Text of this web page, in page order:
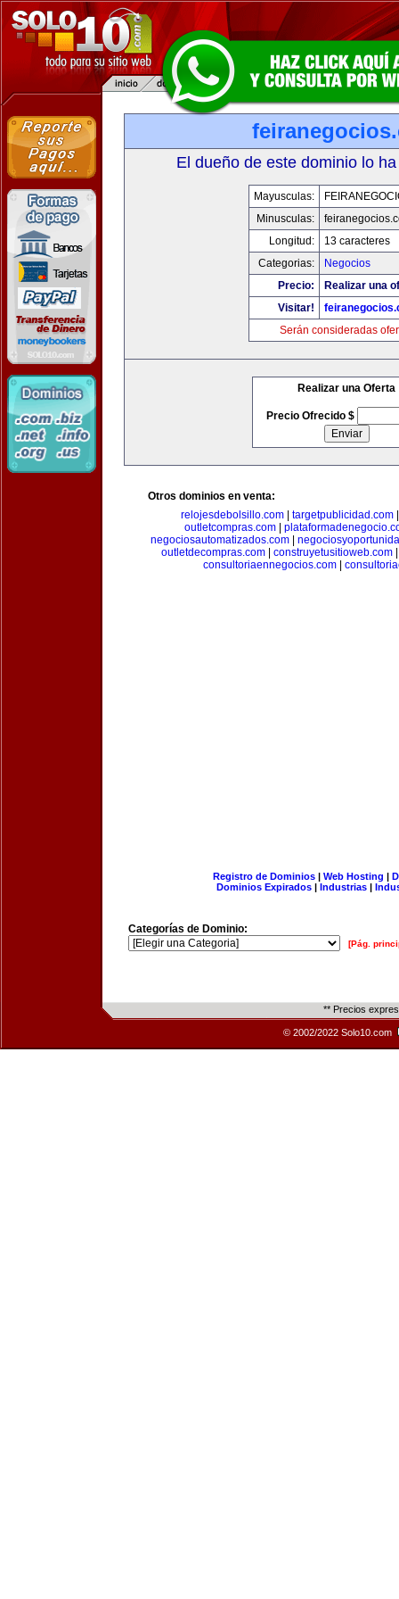
El dueño de este dominio lo
Mayusculas:
Minusculas:
Longitud:
13 caracteres
Categorias:
Negocios
Precio:
Realizar una
Visitar!
Serán consideradas
Realizar una Oferta
Precio Ofrecido $
Otros dominios en venta:
relojesdebolsillo.com| targetpublicidad.com
outletcompras.com
negociosautomatizados.com|
outletdecompras.com
construyetusitioweb.com
consultoriaennegocios.com
Registro de Dominios| Web Hosting |
Dominios Expirados | Industrias |
Categorías de Dominio:
[Pág.
** Precios
© 2002/2022 Solo10.com